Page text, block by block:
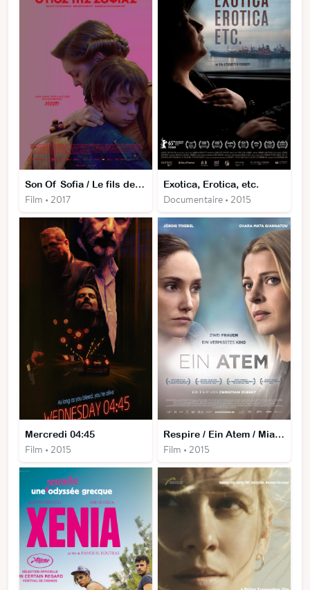
Son Of Sofia / Le fils de Sofia
Film • 2017
Exotica, Erotica, etc.
Documentaire • 2015
Mercredi 04:45
Film • 2015
Respire / Ein Atem / Mia Anasa
Film • 2015